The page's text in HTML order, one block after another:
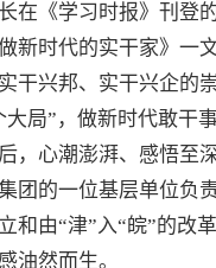
在《学习时报》刊登
新时代的实干家》一
干兴邦、实干兴企的
大局”，做新时代敢干
，心潮澎湃、感悟至
团的一位基层单位负
和由“津”入“皖”的改
油然而生。